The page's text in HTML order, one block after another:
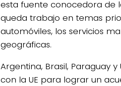
esta fuente conocedora de
queda trabajo en temas
automóviles, los servicios
geográficas.
Argentina, Brasil, Paraguay
con la UE para lograr un